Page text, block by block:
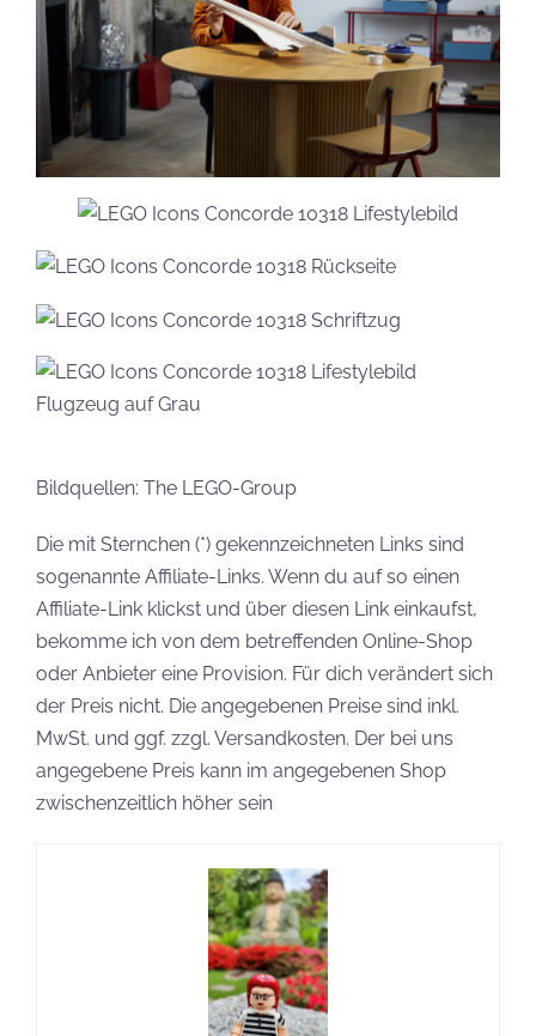
Bildquellen: The LEGO-Group
Die mit Sternchen (*) gekennzeichneten Links sind
sogenannte Affiliate-Links. Wenn du auf so einen
Affiliate-Link klickst und über diesen Link einkaufst,
bekomme ich von dem betreffenden Online-Shop
oder Anbieter eine Provision. Für dich verändert sich
der Preis nicht. Die angegebenen Preise sind inkl.
MwSt. und ggf. zzgl. Versandkosten. Der bei uns
angegebene Preis kann im angegebenen Shop
zwischenzeitlich höher sein